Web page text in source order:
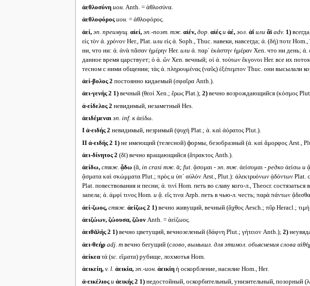
ἀεθλοσύνη ион. Anth. = ἀθλοσύνα.
ἀεθλοφόρος ион. = ἀθλοφόρος.
ἀεί, эп. преимущ. αἰεί, эп.-поэт. тж. αἰέν, дор. αἰές и ἀέ, эол. ἀΐ или ἄϊ adv. 1)
εἰς τὸν ἀ. χρόνον Her., Plat. или είς ἀ. Soph., Thuc. навеки, навсегда; ἀ. (δή) ποτε
ни, что ни: ἀ. ἀνὰ πᾶσαν ἡμέρην Her. или ἀ. παρ᾽ ἑκάστην ἡμέραν Xen. что ни день;
данное время царствует; ὁ ἀ. ὤν Xen. вечный; οἱ ἀ. τούτων ἔκγονοι Her. все их
тесном с ними общении; τὰς ἀ. πληρουμένας (ναῦς) ἐξέπεμπον Thuc. они высылали
ἀεί-βολος 2 постоянно кидаемый (σφαῖρα Anth.).
ἀει-γενής 2 1)вечный (θεοί Xen.; ἔρως Plat.); 2)вечно возрождающийся (κόσμος
ἀ-είδελος 2 невидимый, незаметный Hes.
ἀειδέμεναι эп. inf. кἀείδω.
I ἀ-ειδής 2 невидимый, незримый (ψυχή Plat.; ἀ. καὶ ἀόρατος Plut.).
II ἀ-ειδής 2 1)не имеющий (телесной) формы, безобразный (ἀ. καὶ ἄμορφος Arst.,
ἀει-δίνητος 2 (δῑ) вечно вращающийся (ἄτρακτος Anth.).
ἀείδω, стяж. ᾄδω (ᾰ, in crasi тж. ᾱ; fut. ᾄσομαι - эп. тж. ἀείσομαι - редко ἀείσω и
ᾄσματα καὶ σκώμματα Plut.; πρὸς и ὑπ᾽ αὐλόν Arst., Plut.): ἀλεκτρυόνων ᾀδόντων Plat.
Plat. повествования и песни; ἀ. τινί Hom. петь во славу кого-л., Theocr. состязаться
запела; ἀ. ἀμφί τινος Hom. и ᾄ. εἴς τινα Arph. петь в чью-л. честь; παρὰ πάντων
ἀεί-ζωος, стяж. ἀείζως 2 1)вечно живущий, вечный (ἄχθος Aesch.; πῦρ Heracl.;
ἀειζώων, ζώουσα, ζῶονAnth. = ἀείζωος.
ἀειθᾰλής 2 1)вечно цветущий, вечнозеленый (δάφνη Plut.; γήτειον Anth.); 2)
ἀει-θεήρ adj. mвечно бегущий (слово, вымышл. для этимол. обьяснения слова
ἀείκεα τά (sc. εἵματα) рубище, лохмотья Hom.
ἀεικείη, v. l. ἀεικία, эп.-ион. ἀεικίη ἡ оскорбление, насилие Hom., Her.
ἀ-εικέλιοςи ἀεικής 2 1)недостойный, оскорбительный, унизительный, позорный